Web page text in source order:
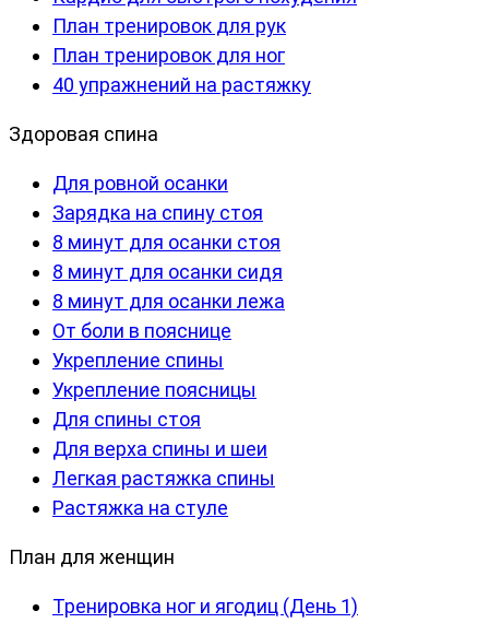
План тренировок для рук
План тренировок для ног
40 упражнений на растяжку
Здоровая спина
Для ровной осанки
Зарядка на спину стоя
8 минут для осанки стоя
8 минут для осанки сидя
8 минут для осанки лежа
От боли в пояснице
Укрепление спины
Укрепление поясницы
Для спины стоя
Для верха спины и шеи
Легкая растяжка спины
Растяжка на стуле
План для женщин
Тренировка ног и ягодиц (День 1)